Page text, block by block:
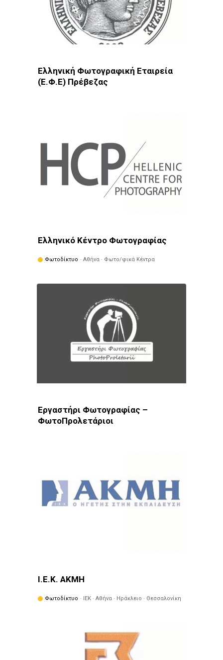
Ελληνική Φωτογραφική Εταιρεία
(Ε.Φ.Ε) Πρέβεζας
Ελληνικό Κέντρο Φωτογραφίας
Φωτοδίκτυο · Αθήνα · Φωτο/φικά Κέντρα
Εργαστήρι Φωτογραφίας –
ΦωτοΠρολετάριοι
Ι.Ε.Κ. ΑΚΜΗ
Φωτοδίκτυο · ΙΕΚ · Αθήνα · Ηράκλειο · Θεσσαλονίκη